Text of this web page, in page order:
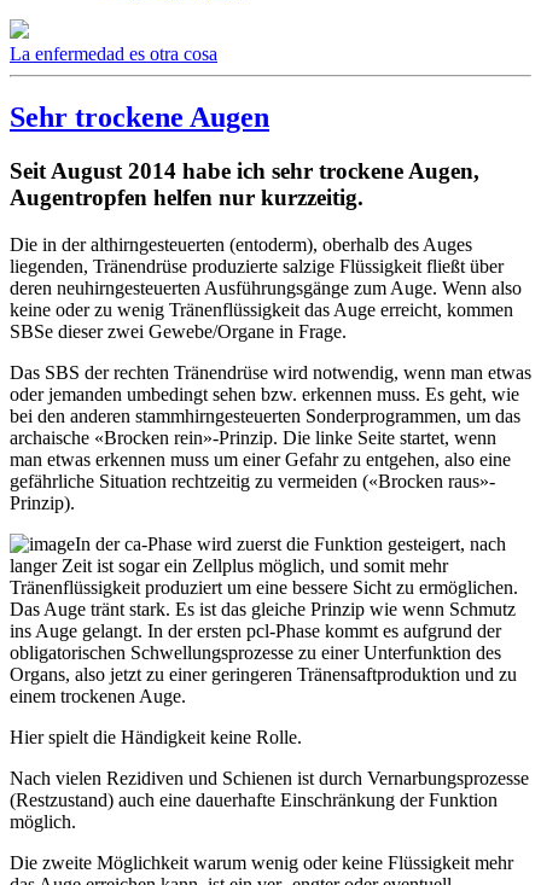
La enfermedad es otra cosa
Sehr trockene Augen
Seit August 2014 habe ich sehr trockene Augen,
Augentropfen helfen nur kurzzeitig.
Die in der althirngesteuerten (entoderm), oberhalb des Auges
liegenden, Tränendrüse produzierte salzige Flüssigkeit fließt über
deren neuhirngesteuerten Ausführungsgänge zum Auge. Wenn also
keine oder zu wenig Tränenflüssigkeit das Auge erreicht, kommen
SBSe dieser zwei Gewebe/Organe in Frage.
Das SBS der rechten Tränendrüse wird notwendig, wenn man etwas
oder jemanden umbedingt sehen bzw. erkennen muss. Es geht, wie
bei den anderen stammhirngesteuerten Sonderprogrammen, um das
archaische «Brocken rein»-Prinzip. Die linke Seite startet, wenn
man etwas erkennen muss um einer Gefahr zu entgehen, also eine
gefährliche Situation rechtzeitig zu vermeiden («Brocken raus»-
Prinzip).
In der ca-Phase wird zuerst die Funktion gesteigert, nach
langer Zeit ist sogar ein Zellplus möglich, und somit mehr
Tränenflüssigkeit produziert um eine bessere Sicht zu ermöglichen.
Das Auge tränt stark. Es ist das gleiche Prinzip wie wenn Schmutz
ins Auge gelangt. In der ersten pcl-Phase kommt es aufgrund der
obligatorischen Schwellungsprozesse zu einer Unterfunktion des
Organs, also jetzt zu einer geringeren Tränensaftproduktion und zu
einem trockenen Auge.
Hier spielt die Händigkeit keine Rolle.
Nach vielen Rezidiven und Schienen ist durch Vernarbungsprozesse
(Restzustand) auch eine dauerhafte Einschränkung der Funktion
möglich.
Die zweite Möglichkeit warum wenig oder keine Flüssigkeit mehr